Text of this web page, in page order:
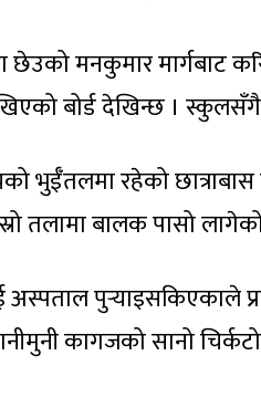
छेउको मनकुमार मार्गबाट
बोर्ड देखिन्छ । स्कुलसँगै
भुईँतलमा रहेको
तलामा बालक पासो लागेको
अस्पताल पुर्‍याइसकिएकाले
कागजको सानो